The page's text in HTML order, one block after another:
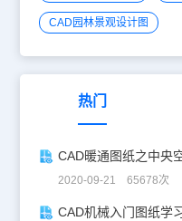
CAD园林景观设计图
热门
CAD暖通图纸之中央
2020-09-21 65678次